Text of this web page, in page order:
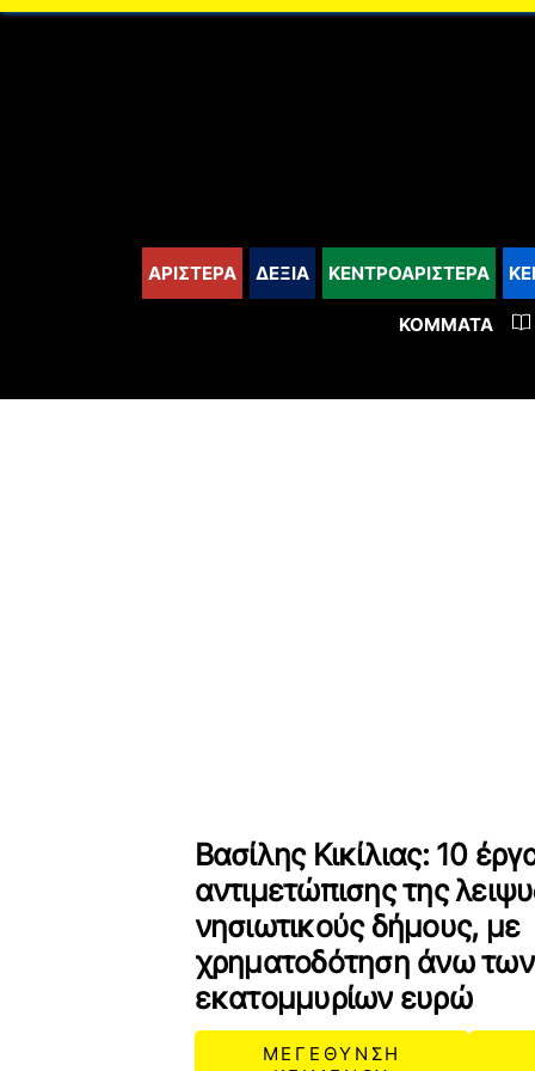
content
ΑΡΙΣΤΕΡΑ ΔΕΞΙΑ ΚΕΝΤΡΟΑΡΙΣΤΕΡΑ
ΚΌΜΜΑΤΑ
Βασίλης Κικίλιας: 10
αντιμετώπισης της
νησιωτικούς δήμους, με
χρηματοδότηση άνω
εκατομμυρίων ευρώ
ΜΕΓΕΘΥΝΣΗ